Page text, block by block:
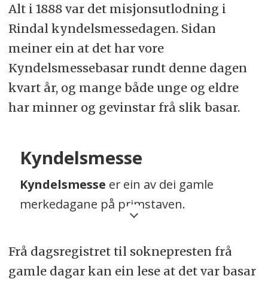
Alt i 1888 var det misjonsutlodning i
Rindal kyndelsmessedagen. Sidan
meiner ein at det har vore
Kyndelsmessebasar rundt denne dagen
kvart år, og mange både unge og eldre
har minner og gevinstar frå slik basar.
Kyndelsmesse
Kyndelsmesse er ein av dei gamle
merkedagane på primstaven.
lysestake, men kan også være ei krone
eller ei lilje.
Frå dagsregistret til soknepresten frå
gamle dagar kan ein lese at det var basar